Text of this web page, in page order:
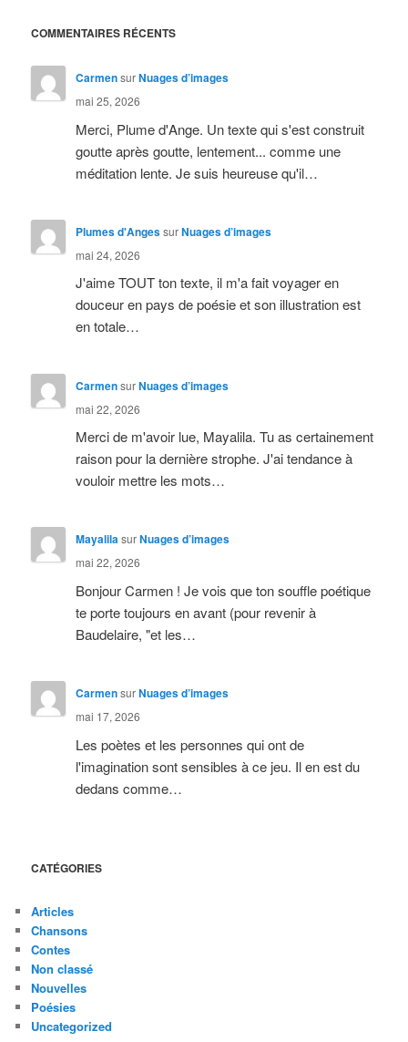
COMMENTAIRES RÉCENTS
CarmensurNuages d’images
mai 25, 2026
Merci, Plume d'Ange. Un texte qui s'est construit
goutte après goutte, lentement... comme une
méditation lente. Je suis heureuse qu'il…
Plumes d'AngessurNuages d’images
mai 24, 2026
J'aime TOUT ton texte, il m'a fait voyager en
douceur en pays de poésie et son illustration est
en totale…
CarmensurNuages d’images
mai 22, 2026
Merci de m'avoir lue, Mayalila. Tu as certainement
raison pour la dernière strophe. J'ai tendance à
vouloir mettre les mots…
MayalilasurNuages d’images
mai 22, 2026
Bonjour Carmen ! Je vois que ton souffle poétique
te porte toujours en avant (pour revenir à
Baudelaire, "et les…
CarmensurNuages d’images
mai 17, 2026
Les poètes et les personnes qui ont de
l'imagination sont sensibles à ce jeu. Il en est du
dedans comme…
CATÉGORIES
Articles
Chansons
Contes
Non classé
Nouvelles
Poésies
Uncategorized